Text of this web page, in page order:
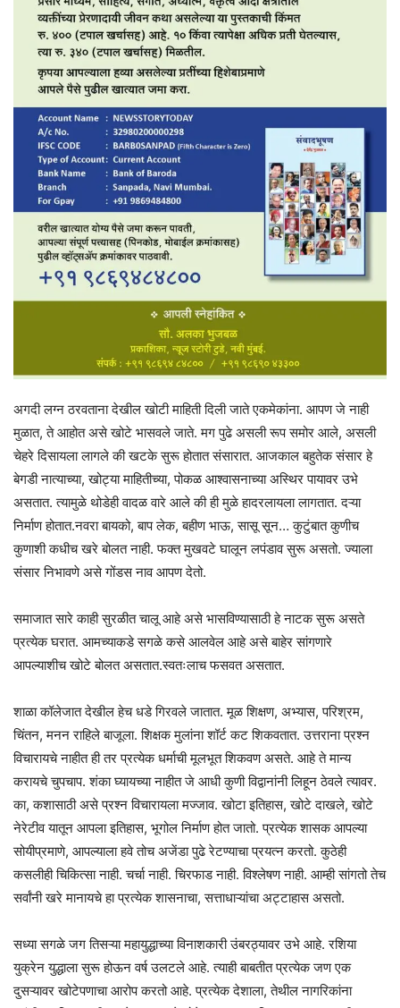
अगदी लग्न ठरवताना देखील खोटी माहिती दिली जाते एकमेकांना. आपण जे नाही
मुळात, ते आहोत असे खोटे भासवले जाते. मग पुढे असली रूप समोर आले, असली
चेहरे दिसायला लागले की खटके सुरू होतात संसारात. आजकाल बहुतेक संसार हे
बेगडी नात्याच्या, खोट्या माहितीच्या, पोकळ आश्वासनाच्या अस्थिर पायावर उभे
असतात. त्यामुळे थोडेही वादळ वारे आले की ही मुळे हादरलायला लागतात. दऱ्या
निर्माण होतात.नवरा बायको, बाप लेक, बहीण भाऊ, सासू सून… कुटुंबात कुणीच
कुणाशी कधीच खरे बोलत नाही. फक्त मुखवटे घालून लपंडाव सुरू असतो. ज्याला
संसार निभावणे असे गोंडस नाव आपण देतो.
समाजात सारे काही सुरळीत चालू आहे असे भासविण्यासाठी हे नाटक सुरू असते
प्रत्येक घरात. आमच्याकडे सगळे कसे आलवेल आहे असे बाहेर सांगणारे
आपल्याशीच खोटे बोलत असतात.स्वतःलाच फसवत असतात.
शाळा कॉलेजात देखील हेच धडे गिरवले जातात. मूळ शिक्षण, अभ्यास, परिश्रम,
चिंतन, मनन राहिले बाजूला. शिक्षक मुलांना शॉर्ट कट शिकवतात. उत्तराना प्रश्न
विचारायचे नाहीत ही तर प्रत्येक धर्माची मूलभूत शिकवण असते. आहे ते मान्य
करायचे चुपचाप. शंका घ्यायच्या नाहीत जे आधी कुणी विद्वानांनी लिहून ठेवले त्यावर.
का, कशासाठी असे प्रश्न विचारायला मज्जाव. खोटा इतिहास, खोटे दाखले, खोटे
नेरेटीव यातून आपला इतिहास, भूगोल निर्माण होत जातो. प्रत्येक शासक आपल्या
सोयीप्रमाणे, आपल्याला हवे तोच अजेंडा पुढे रेटण्याचा प्रयत्न करतो. कुठेही
कसलीही चिकित्सा नाही. चर्चा नाही. चिरफाड नाही. विश्लेषण नाही. आम्ही सांगतो तेच
सर्वांनी खरे मानायचे हा प्रत्येक शासनाचा, सत्ताधाऱ्यांचा अट्टाहास असतो.
सध्या सगळे जग तिसऱ्या महायुद्धाच्या विनाशकारी उंबरठ्यावर उभे आहे. रशिया
युक्रेन युद्धाला सुरू होऊन वर्ष उलटले आहे. त्याही बाबतीत प्रत्येक जण एक
दुसऱ्यावर खोटेपणाचा आरोप करतो आहे. प्रत्येक देशाला, तेथील नागरिकांना